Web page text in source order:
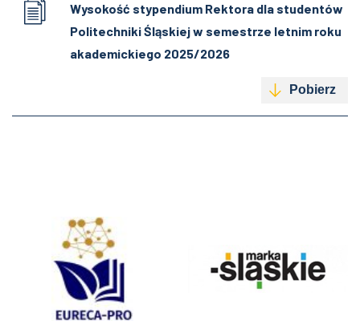
Wysokość stypendium Rektora dla studentów
Politechniki Śląskiej w semestrze letnim roku
akademickiego 2025/2026
Pobierz